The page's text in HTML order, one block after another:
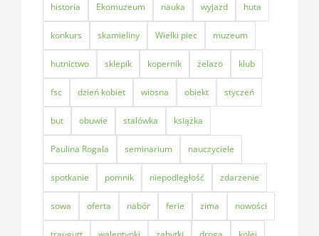
historia Ekomuzeum nauka wyjazd huta
konkurs skamieliny Wielki piec muzeum
hutnictwo sklepik kopernik żelazo klub
fsc dzień kobiet wiosna obiekt styczeń
but obuwie stalówka książka
Paulina Rogala seminarium nauczyciele
spotkanie pomnik niepodległość zdarzenie
sowa oferta nabór ferie zima nowości